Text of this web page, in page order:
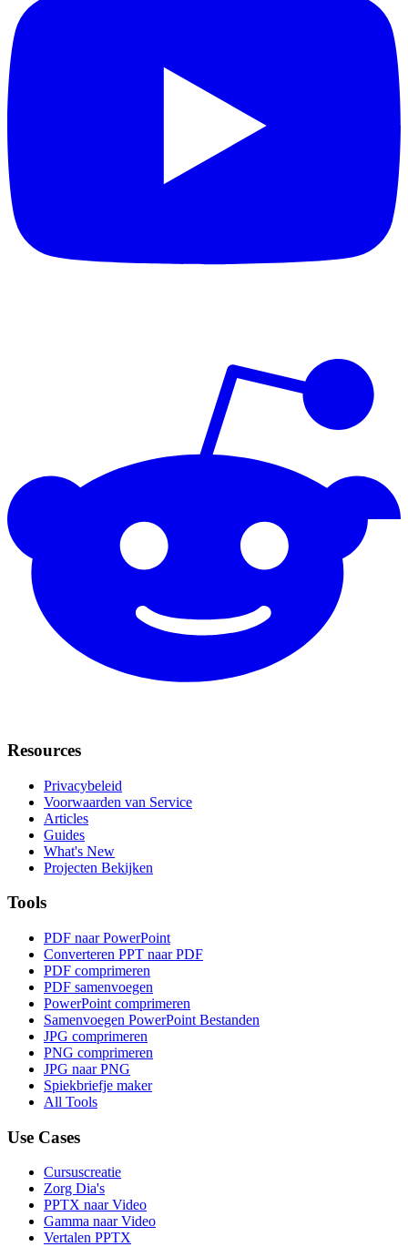
Resources
Privacybeleid
Voorwaarden van Service
Articles
Guides
What's New
Projecten Bekijken
Tools
PDF naar PowerPoint
Converteren PPT naar PDF
PDF comprimeren
PDF samenvoegen
PowerPoint comprimeren
Samenvoegen PowerPoint Bestanden
JPG comprimeren
PNG comprimeren
JPG naar PNG
Spiekbriefje maker
All Tools
Use Cases
Cursuscreatie
Zorg Dia's
PPTX naar Video
Gamma naar Video
Vertalen PPTX